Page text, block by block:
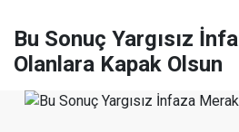
Bu Sonuç Yargısız
Olanlara Kapak Olsun